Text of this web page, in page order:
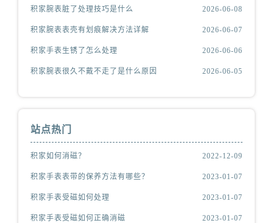
积家腕表脏了处理技巧是什么 2026-06-08
积家腕表表壳有划痕解决方法详解 2026-06-07
积家手表生锈了怎么处理 2026-06-06
积家腕表很久不戴不走了是什么原因 2026-06-05
站点热门
积家如何消磁？ 2022-12-09
积家手表表带的保养方法有哪些？ 2023-01-07
积家手表受磁如何处理 2023-01-07
积家手表受磁如何正确消磁 2023-01-07